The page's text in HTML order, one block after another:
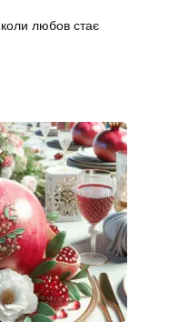
коли любов стає